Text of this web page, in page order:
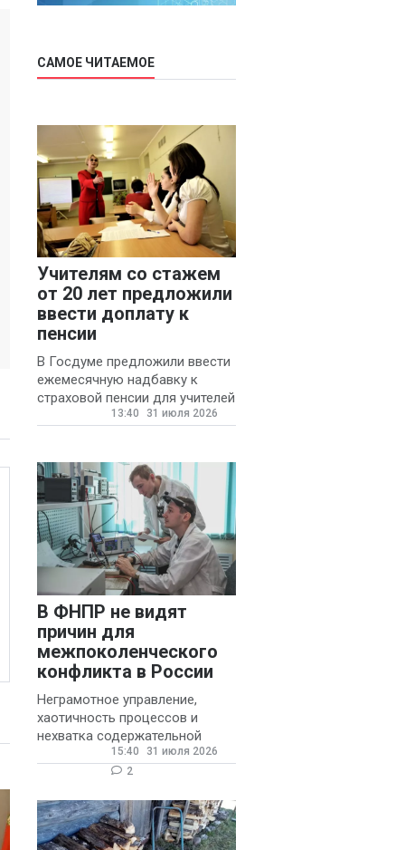
САМОЕ ЧИТАЕМОЕ
Учителям со стажем
от 20 лет предложили
ввести доплату к
пенсии
В Госдуме предложили ввести
ежемесячную надбавку к
страховой пенсии для учителей
государственных и
13:40 31 июля 2026
В ФНПР не видят
причин для
межпоколенческого
конфликта в России
Неграмотное управление,
хаотичность процессов и
нехватка содержательной
обратной связи от
руководителя являются
конфликтов и раздражения в
15:40
31 июля 2026
2